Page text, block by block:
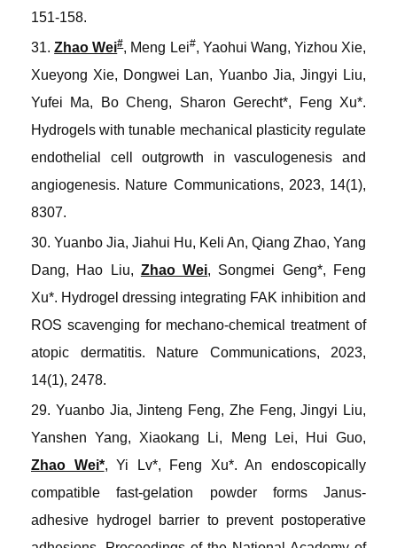
151-158.
31.Zhao Wei#, Meng Lei#, Yaohui Wang, Yizhou Xie,
Xueyong Xie, Dongwei Lan, Yuanbo Jia, Jingyi Liu,
Yufei Ma, Bo Cheng, Sharon Gerecht*, Feng Xu*.
Hydrogels with tunable mechanical plasticity regulate
endothelial cell outgrowth in vasculogenesis and
angiogenesis. Nature Communications, 2023, 14(1),
8307.
30. Yuanbo Jia, Jiahui Hu, Keli An, Qiang Zhao, Yang
Dang, Hao Liu, Zhao Wei, Songmei Geng*, Feng
Xu*. Hydrogel dressing integrating FAK inhibition and
ROS scavenging for mechano-chemical treatment of
atopic dermatitis.
Nature Communications, 2023,
14(1), 2478.
29. Yuanbo Jia, Jinteng Feng, Zhe Feng, Jingyi Liu,
Yanshen Yang, Xiaokang Li, Meng Lei, Hui Guo,
Zhao Wei*, Yi Lv*, Feng Xu*. An endoscopically
compatible fast-gelation powder forms Janus-
adhesive hydrogel barrier to prevent postoperative